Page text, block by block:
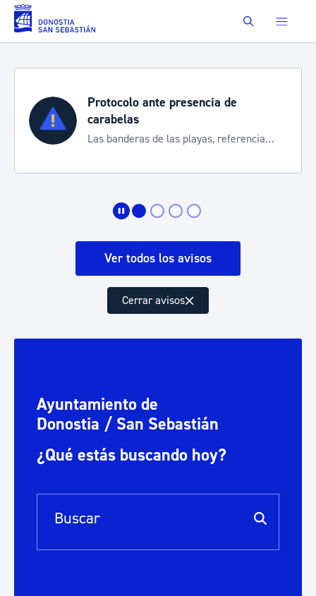
Saltar al contenido principal Buscar
de
playas, referencia
Semana Grande
Cortes de tráfico y
de transporte
Ver todos los avisos
Cerrar avisos
Ayuntamiento de
Donostia / San Sebastián
¿Qué estás buscando hoy?
Barra de búsqueda